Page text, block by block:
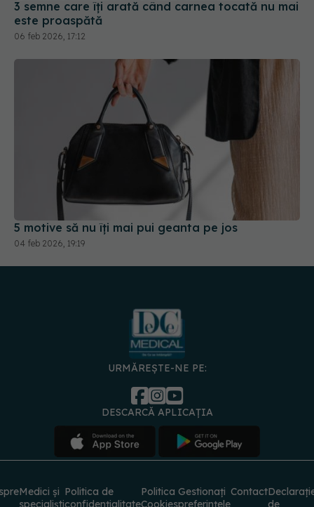
06 feb 2026, 17:12
5 motive să nu îți mai pui geanta pe jos
URMĂREȘTE-NE PE:
Medici și Politica de
Politica Gestionați Contact